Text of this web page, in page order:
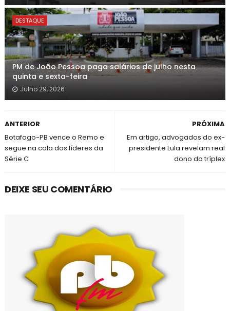
DESTAQUE
PM de João Pessoa paga salários de julho nesta
quinta e sexta-feira
Julho 29, 2026
PRÓXIMA
Em artigo, advogados do ex-
presidente Lula revelam real
dono do tríplex
ANTERIOR
Botafogo-PB vence o Remo e
segue na cola dos líderes da
Série C
DEIXE SEU COMENTÁRIO